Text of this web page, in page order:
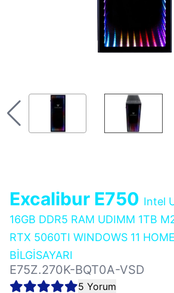
Excalibur E750 Intel
16GB DDR5 RAM UDIMM 1TB
RTX 5060TI WINDOWS 11
BİLGİSAYARI
E75Z.270K-BQT0A-VSD
5 Yorum